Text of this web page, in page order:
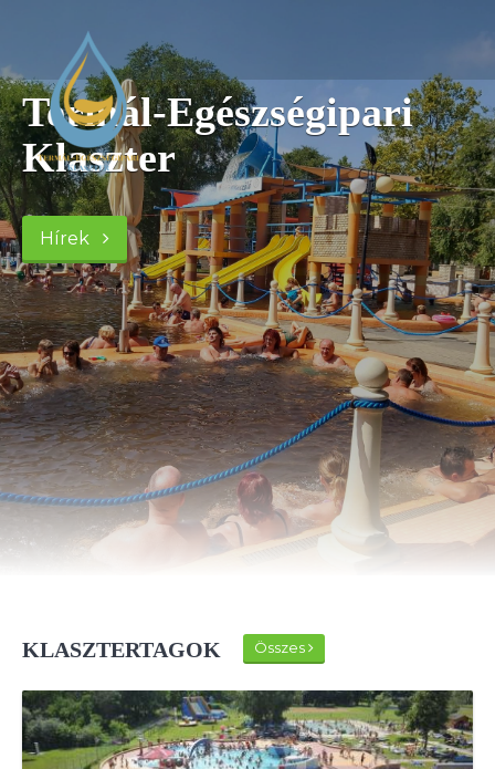
Termál-Egészségipari
Klaszter
Hírek
KLASZTERTAGOK Összes